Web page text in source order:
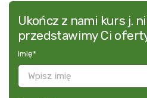
Ukończ z nami kurs j.
przedstawimy Ci
Imię*